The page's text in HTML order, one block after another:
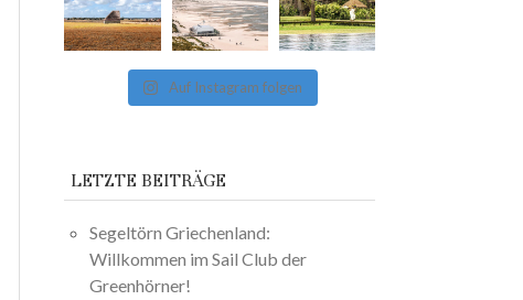
Auf Instagram folgen
LETZTE BEITRÄGE
Segeltörn Griechenland:
Willkommen im Sail Club der
Greenhörner!